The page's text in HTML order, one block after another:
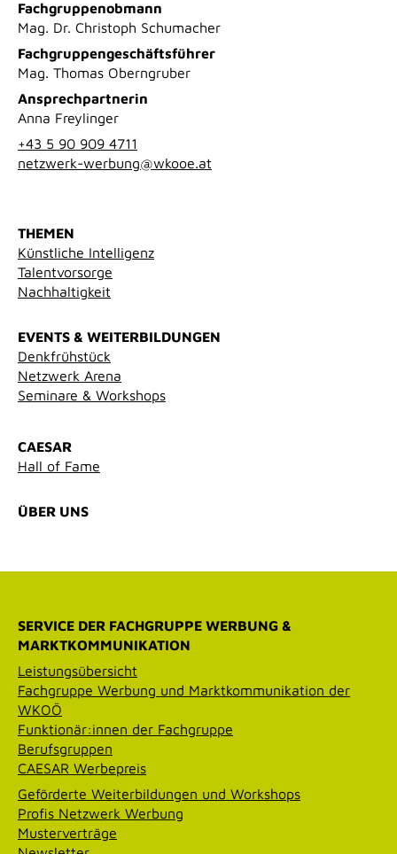
Fachgruppenobmann
Mag. Dr. Christoph Schumacher
Fachgruppengeschäftsführer
Mag. Thomas Oberngruber
Ansprechpartnerin
Anna Freylinger
+43 5 90 909 4711
netzwerk-werbung@wkooe.at
THEMEN
Künstliche Intelligenz
Talentvorsorge
Nachhaltigkeit
EVENTS & WEITERBILDUNGEN
Denkfrühstück
Netzwerk Arena
Seminare & Workshops
CAESAR
Hall of Fame
ÜBER UNS
SERVICE DER FACHGRUPPE WERBUNG &
MARKTKOMMUNIKATION
Leistungsübersicht
Fachgruppe Werbung und Marktkommunikation der
WKOÖ
Funktionär:innen der Fachgruppe
Berufsgruppen
CAESAR Werbepreis
Geförderte Weiterbildungen und Workshops
Profis Netzwerk Werbung
Musterverträge